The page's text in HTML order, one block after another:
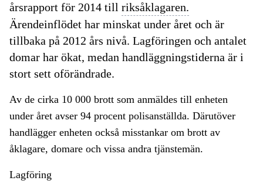
årsrapport för 2014 till riksåklagaren.
Ärendeinflödet har minskat under året och är
tillbaka på 2012 års nivå. Lagföringen och antalet
domar har ökat, medan handläggningstiderna är i
stort sett oförändrade.
Av de cirka 10 000 brott som anmäldes till enheten
under året avser 94 procent polisanställda. Därutöver
handlägger enheten också misstankar om brott av
åklagare, domare och vissa andra tjänstemän.
Lagföring